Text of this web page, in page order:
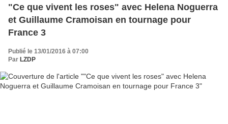
"Ce que vivent les roses" avec Helena Noguerra
et Guillaume Cramoisan en tournage pour
France 3
Publié le 13/01/2016 à 07:00
Par LZDP